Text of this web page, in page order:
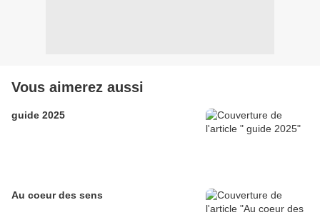
Vous aimerez aussi
guide 2025
Au coeur des sens